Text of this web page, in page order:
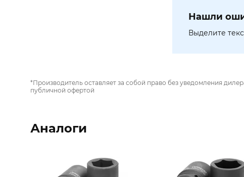
Нашли
Выделите
*Производитель оставляет за собой право без уведомления
публичной офертой
Аналоги